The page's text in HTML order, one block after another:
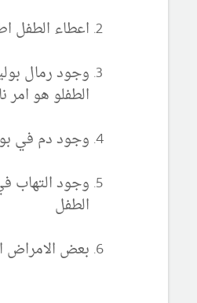
اعطاء الطفل
وجود رمال
الطفلو هو امر
وجود دم في
وجود التهاب
الطفل
بعض الامراض